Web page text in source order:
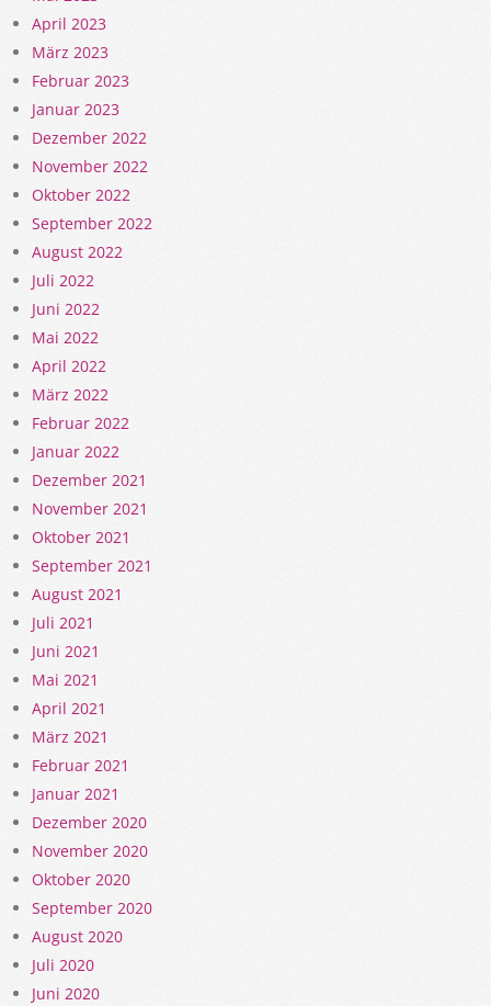
April 2023
März 2023
Februar 2023
Januar 2023
Dezember 2022
November 2022
Oktober 2022
September 2022
August 2022
Juli 2022
Juni 2022
Mai 2022
April 2022
März 2022
Februar 2022
Januar 2022
Dezember 2021
November 2021
Oktober 2021
September 2021
August 2021
Juli 2021
Juni 2021
Mai 2021
April 2021
März 2021
Februar 2021
Januar 2021
Dezember 2020
November 2020
Oktober 2020
September 2020
August 2020
Juli 2020
Juni 2020